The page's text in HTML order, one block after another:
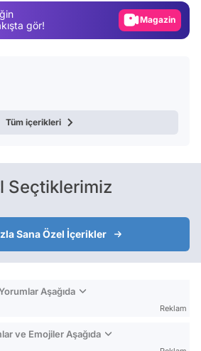
gör!
Magazin
Tüm içerikleri
Seçtiklerimiz
Sana Özel İçerikler
Aşağıda
Reklam
ve Emojiler Aşağıda